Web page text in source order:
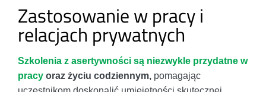
Zastosowanie w pracy i
relacjach prywatnych
Szkolenia z asertywności są niezwykle przydatne w
pracy oraz życiu codziennym, pomagając